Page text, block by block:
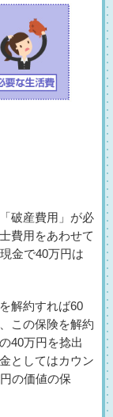
破産費用」が必
費用をあわせて
金で40万円は
解約すれば60
この保険を解約
40万円を捻出
としてはカウン
の価値の保